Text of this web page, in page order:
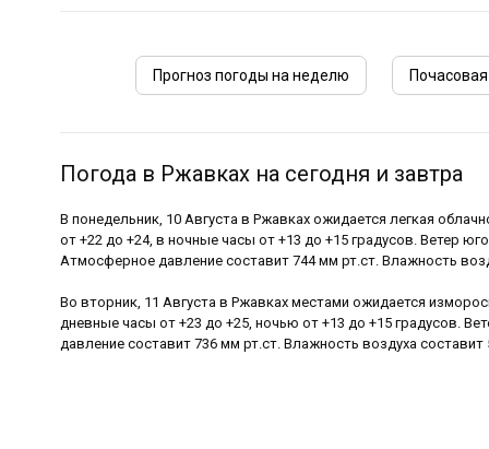
Прогноз погоды на неделю
Погода в Ржавках на сегодня и завтра
В понедельник, 10 Августа в Ржавках ожидается легкая
от +22 до +24, в ночные часы от +13 до +15 градусов. Ветер
Атмосферное давление составит 744 мм рт.ст. Влажность
Во вторник, 11 Августа в Ржавках местами ожидается
дневные часы от +23 до +25, ночью от +13 до +15 градусов.
давление составит 736 мм рт.ст. Влажность воздуха составит